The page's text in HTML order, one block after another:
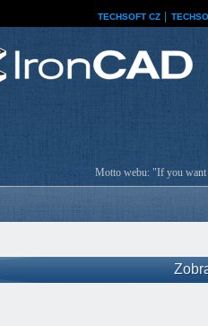
TECHSOFT CZ
Motto webu: "If you want